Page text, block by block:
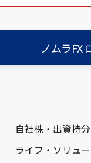
ノムラFX
自社株・出資持
ライフ・ソリュ